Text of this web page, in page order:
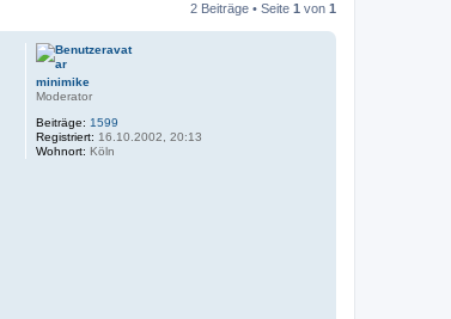
2 Beiträge • Seite 1 von 1
minimike
Moderator
Beiträge: 1599
Registriert: 16.10.2002, 20:13
Wohnort: Köln